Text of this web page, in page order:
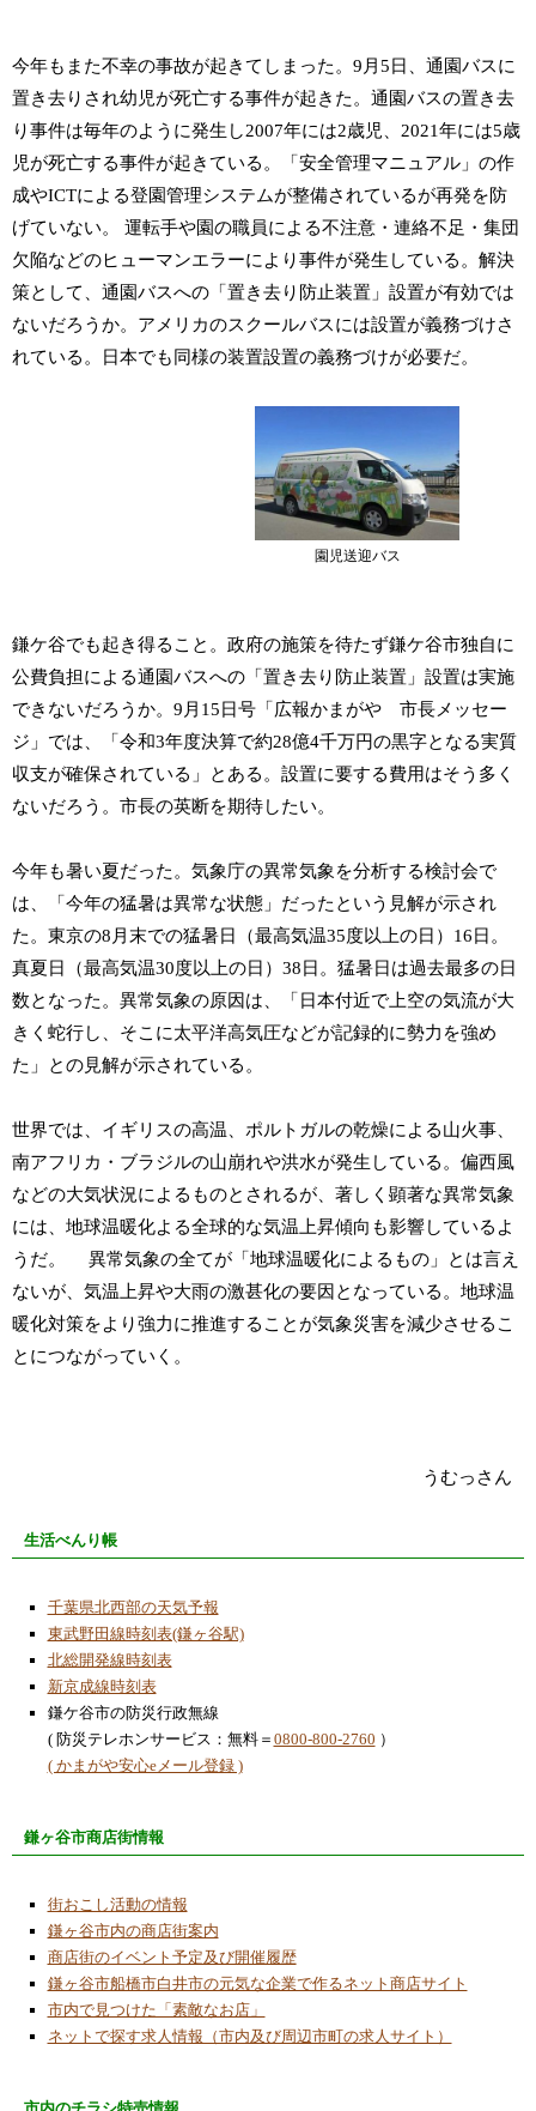
今年もまた不幸の事故が起きてしまった。9月5日、通園バスに
置き去りされ幼児が死亡する事件が起きた。通園バスの置き去
り事件は毎年のように発生し2007年には2歳児、2021年には5歳
児が死亡する事件が起きている。「安全管理マニュアル」の作
成やICTによる登園管理システムが整備されているが再発を防
げていない。 運転手や園の職員による不注意・連絡不足・集団
欠陥などのヒューマンエラーにより事件が発生している。解決
策として、通園バスへの「置き去り防止装置」設置が有効では
ないだろうか。アメリカのスクールバスには設置が義務づけさ
れている。日本でも同様の装置設置の義務づけが必要だ。
園児送迎バス
鎌ケ谷でも起き得ること。政府の施策を待たず鎌ケ谷市独自に
公費負担による通園バスへの「置き去り防止装置」設置は実施
できないだろうか。9月15日号「広報かまがや 市長メッセー
ジ」では、「令和3年度決算で約28億4千万円の黒字となる実質
収支が確保されている」とある。設置に要する費用はそう多く
ないだろう。市長の英断を期待したい。
今年も暑い夏だった。気象庁の異常気象を分析する検討会で
は、「今年の猛暑は異常な状態」だったという見解が示され
た。東京の8月末での猛暑日（最高気温35度以上の日）16日。
真夏日（最高気温30度以上の日）38日。猛暑日は過去最多の日
数となった。異常気象の原因は、「日本付近で上空の気流が大
きく蛇行し、そこに太平洋高気圧などが記録的に勢力を強め
た」との見解が示されている。
世界では、イギリスの高温、ポルトガルの乾燥による山火事、
南アフリカ・ブラジルの山崩れや洪水が発生している。偏西風
などの大気状況によるものとされるが、著しく顕著な異常気象
には、地球温暖化よる全球的な気温上昇傾向も影響しているよ
うだ。 異常気象の全てが「地球温暖化によるもの」とは言え
ないが、気温上昇や大雨の激甚化の要因となっている。地球温
暖化対策をより強力に推進することが気象災害を減少させるこ
とにつながっていく。
うむっさん
生活べんり帳
千葉県北西部の天気予報
東武野田線時刻表(鎌ヶ谷駅)
北総開発線時刻表
新京成線時刻表
鎌ケ谷市の防災行政無線
( 防災テレホンサービス：無料＝ 0800-800-2760 ）
( かまがや安心eメール登録 )
鎌ヶ谷市商店街情報
街おこし活動の情報
鎌ヶ谷市内の商店街案内
商店街のイベント予定及び開催履歴
鎌ヶ谷市船橋市白井市の元気な企業で作るネット商店サイト
市内で見つけた「素敵なお店」
ネットで探す求人情報（市内及び周辺市町の求人サイト）